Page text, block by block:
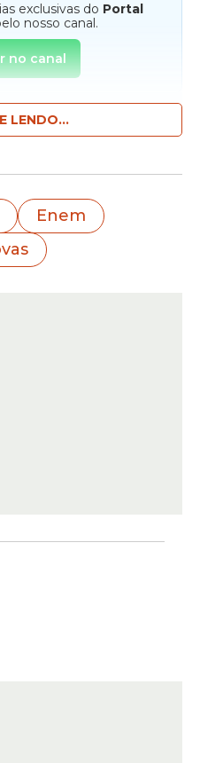
exclusivas do Portal
nosso canal.
no canal
nos dias 3 e 10 de
A previsão
as inscrições
27 e vão até 7 de
(R$ 85) deve ser
LENDO...
Enem